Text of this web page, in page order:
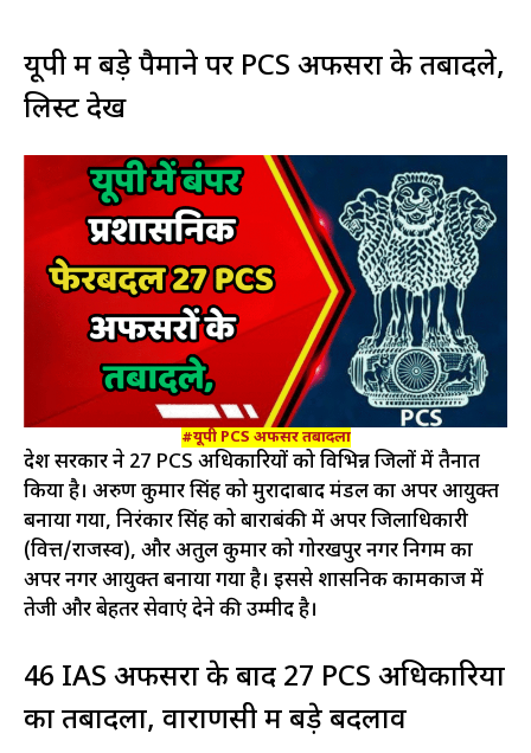
यूपी में बड़े पैमाने पर PCS अफसरों के तबादले,
लिस्ट देखें
#यूपी PCS अफसर तबादला
प्रदेश सरकार ने 27 PCS अधिकारियों को विभिन्न जिलों में तैनात
किया है। अरुण कुमार सिंह को मुरादाबाद मंडल का अपर आयुक्त
बनाया गया, निरंकार सिंह को बाराबंकी में अपर जिलाधिकारी
(वित्त/राजस्व), और अतुल कुमार को गोरखपुर नगर निगम का
अपर नगर आयुक्त बनाया गया है। इससे प्रशासनिक कामकाज में
तेजी और बेहतर सेवाएं देने की उम्मीद है।
46 IAS अफसरों के बाद 27 PCS अधिकारियों
का तबादला, वाराणसी में बड़े बदलाव